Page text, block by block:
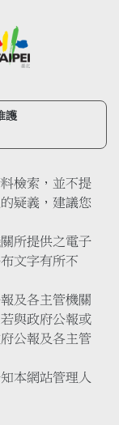
護
檢索，並不提
疑義，建議您
所提供之電子
文字有所不
及各主管機關
與政府公報或
公報及各主管
本網站管理人